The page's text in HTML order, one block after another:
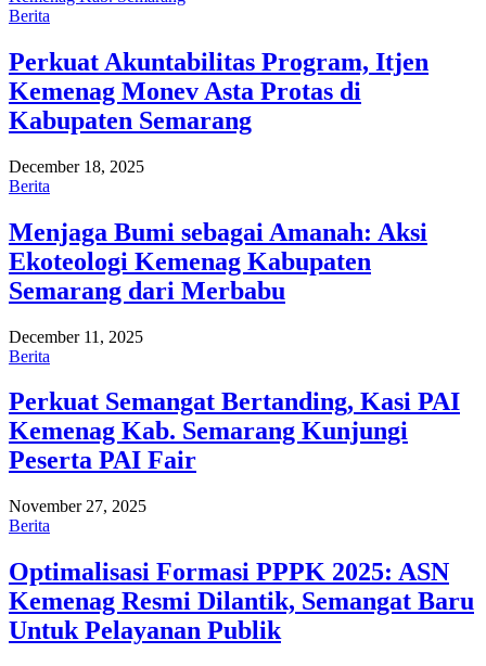
Berita
Perkuat Akuntabilitas Program, Itjen
Kemenag Monev Asta Protas di
Kabupaten Semarang
December 18, 2025
Berita
Menjaga Bumi sebagai Amanah: Aksi
Ekoteologi Kemenag Kabupaten
Semarang dari Merbabu
December 11, 2025
Berita
Perkuat Semangat Bertanding, Kasi PAI
Kemenag Kab. Semarang Kunjungi
Peserta PAI Fair
November 27, 2025
Berita
Optimalisasi Formasi PPPK 2025: ASN
Kemenag Resmi Dilantik, Semangat Baru
Untuk Pelayanan Publik